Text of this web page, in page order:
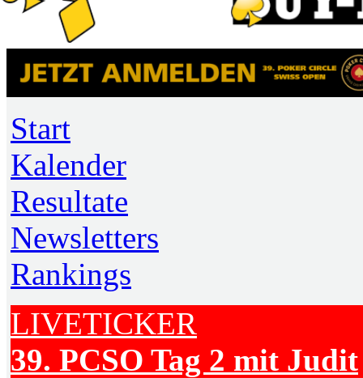
Start
Kalender
Resultate
Newsletters
Rankings
LIVETICKER
39. PCSO Tag 2 mit Judit